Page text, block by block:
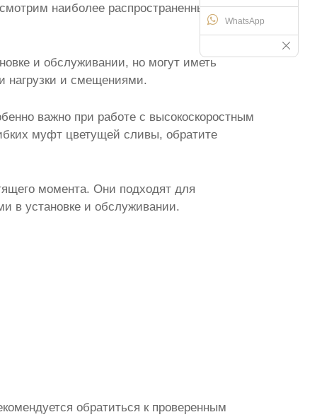
WhatsApp
наиболее распространенные типы
и обслуживании, но могут иметь
нагрузки и смещениями.
важно при работе с высокоскоростным
муфт цветущей сливы, обратите
момента. Они подходят для
в установке и обслуживании.
обратиться к проверенным